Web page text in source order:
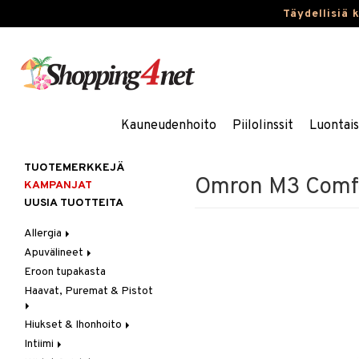
Täydellisiä
Kauneudenhoito Piilolinssit
Omron M3
TUOTEMERKKEJÄ
KAMPANJAT
UUSIA TUOTTEITA
Allergia
Nenäsuihkeet
Silmätipat
Apuvälineet
Hygienia
Kävely & Seisominen
Saa kiinni & Ylety
Eroon tupakasta
Haavat, Puremat & Pistot
Ensiapu
Haavat
Hiukset & Ihonhoito
Erityistuotteet
Intiimi